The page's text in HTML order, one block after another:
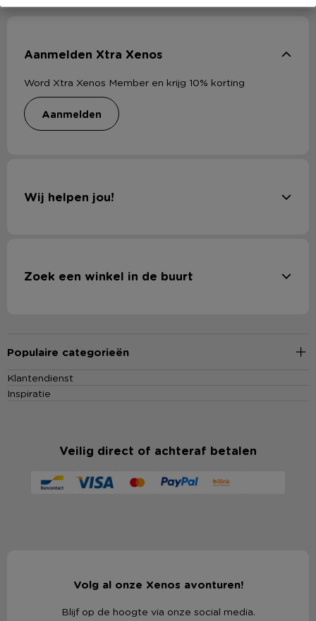
Aanmelden Xtra Xenos
Word Xtra Xenos Member en krijg 10% korting
aanmelden
Wij helpen jou!
Zoek een winkel in de buurt
Populaire categorieën
Klantendienst
Inspiratie
Veilig direct of achteraf betalen
Volg al onze Xenos avonturen!
Blijf op de hoogte via onze social media.